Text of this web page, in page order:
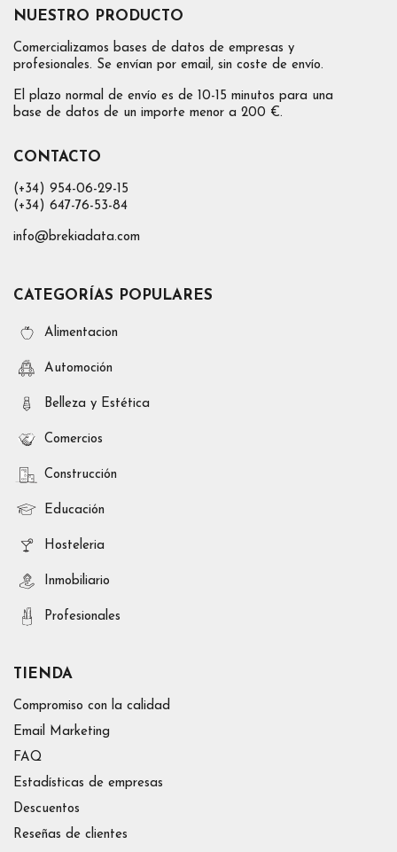
NUESTRO PRODUCTO
Comercializamos bases de datos de empresas y
profesionales. Se envían por email, sin coste de envío.
El plazo normal de envío es de 10-15 minutos para una
base de datos de un importe menor a 200 €.
CONTACTO
(+34) 954-06-29-15
(+34) 647-76-53-84
info@brekiadata.com
CATEGORÍAS POPULARES
Alimentacion
Automoción
Belleza y Estética
Comercios
Construcción
Educación
Hosteleria
Inmobiliario
Profesionales
TIENDA
Compromiso con la calidad
Email Marketing
FAQ
Estadísticas de empresas
Descuentos
Reseñas de clientes